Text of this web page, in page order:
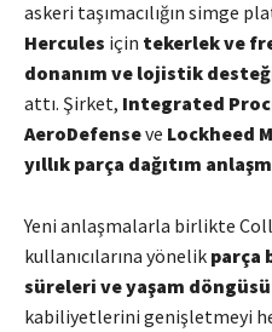
askeri taşımacılığın simge
Hercules için tekerlek ve
donanım ve lojistik
attı. Şirket, Integrated
AeroDefenseve Lockheed
yıllık parça dağıtım
Yeni anlaşmalarla birlikte
kullanıcılarına yönelik parça
süreleri ve yaşam
kabiliyetlerini genişletmeyi